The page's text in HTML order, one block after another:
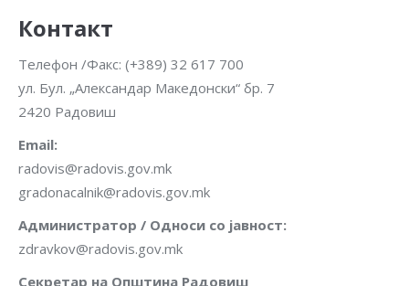
Контакт
Телефон /Факс: (+389) 32 617 700
ул. Бул. „Александар Македонски“ бр. 7
2420 Радовиш
Email:
radovis@radovis.gov.mk
gradonacalnik@radovis.gov.mk
Администратор / Односи со јавност:
zdravkov@radovis.gov.mk
Секретар на Општина Радовиш